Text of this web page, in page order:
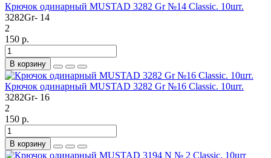
Крючок одинарный MUSTAD 3282 Gr №14 Classic. 10шт.
3282Gr- 14
2
150 р.
В корзину
Крючок одинарный MUSTAD 3282 Gr №16 Classic. 10шт.
3282Gr- 16
2
150 р.
В корзину